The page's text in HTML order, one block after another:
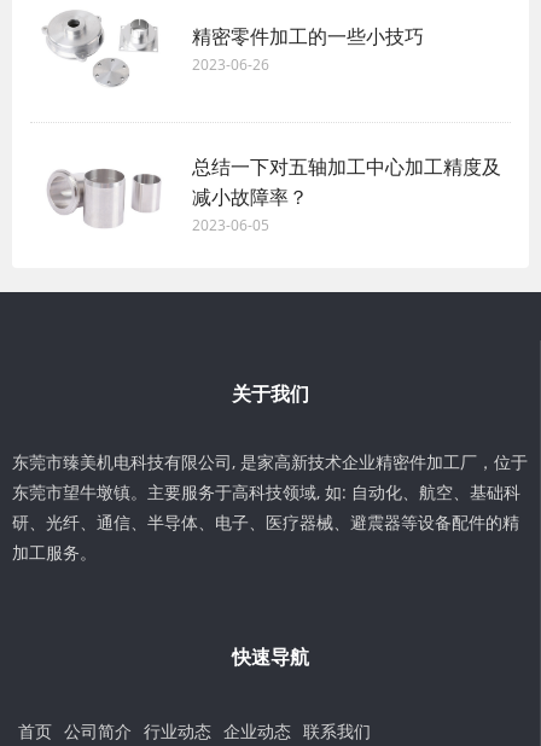
精密零件加工的一些小技巧
2023-06-26
总结一下对五轴加工中心加工精度及
减小故障率？
2023-06-05
关于我们
东莞市臻美机电科技有限公司, 是家高新技术企业精密件加工厂，位于
东莞市望牛墩镇。主要服务于高科技领域, 如: 自动化、航空、基础科
研、光纤、通信、半导体、电子、医疗器械、避震器等设备配件的精
加工服务。
快速导航
首页 公司简介 行业动态 企业动态 联系我们